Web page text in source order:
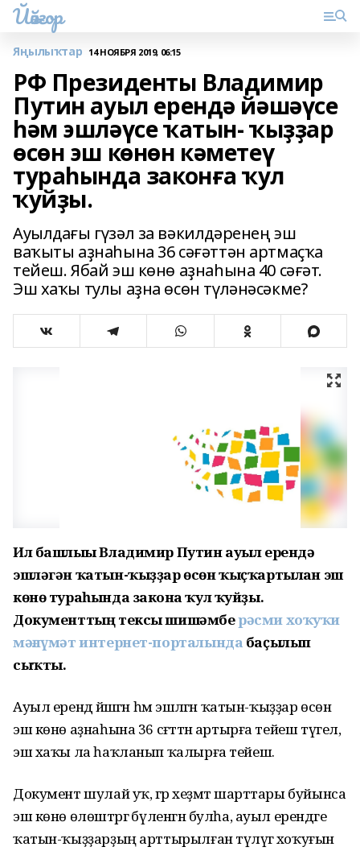
Йәйғор
Яңылыҡтар 14 НОЯБРЯ 2019, 06:15
РФ Президенты Владимир
Путин ауыл ерендә йәшәүсе
һәм эшләүсе ҡатын- ҡыҙҙар
өсөн эш көнөн кәметеү
тураһында законға ҡул
ҡуйҙы.
Ауылдағы гүзәл за вәкилдәренең эш
ваҡыты аҙнаһына 36 сәғәттән артмаҫҡа
тейеш. Ябай эш көнө аҙнаһына 40 сәғәт.
Эш хаҡы тулы аҙна өсөн түләнәсәкме?
Ил башлығы Владимир Путин ауыл ерендә
эшләгән ҡатын-ҡыҙҙар өсөн ҡыҫҡартылған эш
көнө тураһында законға ҡул ҡуйҙы.
Документтың тексы шишәмберәсми хоҡуҡи
мәғлүмәт интернет-порталында баҫылып
сыҡты.
Ауыл ерендә йәшәгән һәм эшләгән ҡатын-ҡыҙҙар өсөн
эш көнө аҙнаһына 36 сәғәттән артырға тейеш түгел,
эш хаҡы ла һаҡланып ҡалырға тейеш.
Документ шулай уҡ, әгәр хеҙмәт шарттары буйынса
эш көнө өлөштәргә бүленгән булһа, ауыл ерендәге
ҡатын-ҡыҙҙарҙың арттырылған түләүгә хоҡуғын